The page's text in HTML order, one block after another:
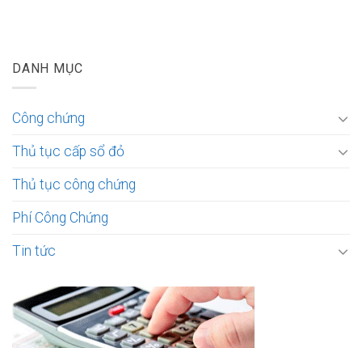
DANH MỤC
Công chứng
Thủ tục cấp sổ đỏ
Thủ tục công chứng
Phí Công Chứng
Tin tức